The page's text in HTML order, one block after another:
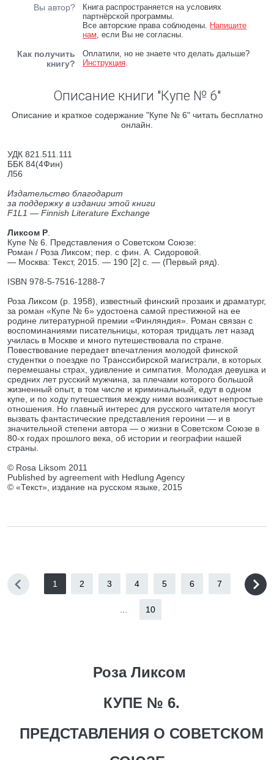
Вы автор?
Книга распространяется на условиях
партнёрской программы.
Все авторские права соблюдены. Напишите
нам, если Вы не согласны.
Как получить
книгу?
Оплатили, но не знаете что делать дальше?
Инструкция.
Описание книги "Купе № 6"
Описание и краткое содержание "Купе № 6" читать бесплатно
онлайн.
УДК 821.511.111
ББК 84(4Фин)
Л56
Издательство благодарит
за поддержку в издании этой книги
F1L1 — Finnish Literature Exchange
Ликсом Р
Купе № 6. Представления о Советском Союзе:
Роман / Роза Ликсом; пер. с фин. А. Сидоровой.
— Москва: Текст, 2015. — 190 [2] с. — (Первый ряд).
ISBN 978-5-7516-1288-7
Роза Ликсом (р. 1958), известный финский прозаик и драматург,
за роман «Купе № 6» удостоена самой престижной на ее
родине литературной премии «Финляндия». Роман связан с
воспоминаниями писательницы, которая тридцать лет назад
училась в Москве и много путешествовала по стране.
Повествование передает впечатления молодой финской
студентки о поездке по Транссибирской магистрали, в которых
перемешаны страх, удивление и симпатия. Молодая девушка и
средних лет русский мужчина, за плечами которого большой
жизненный опыт, в том числе и криминальный, едут в одном
купе, и по ходу путешествия между ними возникают непростые
отношения. Но главный интерес для русского читателя могут
вызвать фантастические представления героини — и в
значительной степени автора — о жизни в Советском Союзе в
80-х годах прошлого века, об истории и географии нашей
страны.
© Rosa Liksom 2011
Published by agreement with Hedlung Agency
© «Текст», издание на русском языке, 2015
1 2 3 4 5 6 7
10
Роза Ликсом
КУПЕ № 6.
ПРЕДСТАВЛЕНИЯ О СОВЕТСКОМ